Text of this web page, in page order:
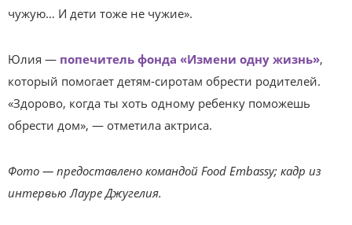
чужую… И дети тоже не чужие».
Юлия — попечитель фонда «Измени одну жизнь»,
который помогает детям-сиротам обрести родителей.
«Здорово, когда ты хоть одному ребенку поможешь
обрести дом», — отметила актриса.
Фото — предоставлено командой Food Embassy; кадр из
интервью Лауре Джугелия.